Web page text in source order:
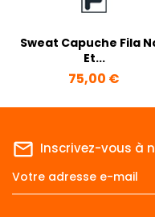
Sweat Capuche Fila
Et...
Prix
75,00 €
mail_outline Inscrivez-vous à